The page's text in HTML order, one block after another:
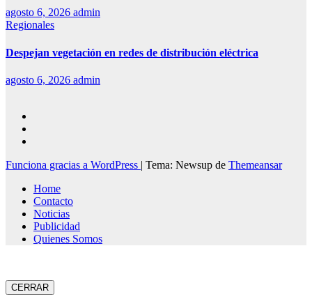
agosto 6, 2026 admin
Regionales
Despejan vegetación en redes de distribución eléctrica
agosto 6, 2026 admin
Funciona gracias a WordPress | Tema: Newsup de Themeansar
Home
Contacto
Noticias
Publicidad
Quienes Somos
CERRAR